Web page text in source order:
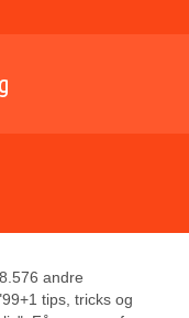
andre
tips, tricks og